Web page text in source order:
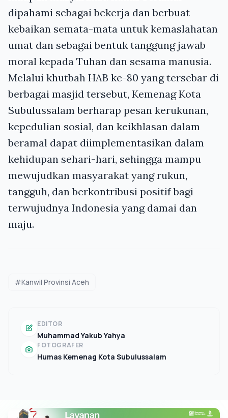
dipahami sebagai bekerja dan berbuat
kebaikan semata-mata untuk kemaslahatan
umat dan sebagai bentuk tanggung jawab
moral kepada Tuhan dan sesama manusia.
Melalui khutbah HAB ke-80 yang tersebar di
berbagai masjid tersebut, Kemenag Kota
Subulussalam berharap pesan kerukunan,
kepedulian sosial, dan keikhlasan dalam
beramal dapat diimplementasikan dalam
kehidupan sehari-hari, sehingga mampu
mewujudkan masyarakat yang rukun,
tangguh, dan berkontribusi positif bagi
terwujudnya Indonesia yang damai dan
maju.
#Kanwil Provinsi Aceh
EDITOR
Muhammad Yakub Yahya
FOTOGRAFER
Humas Kemenag Kota Subulussalam